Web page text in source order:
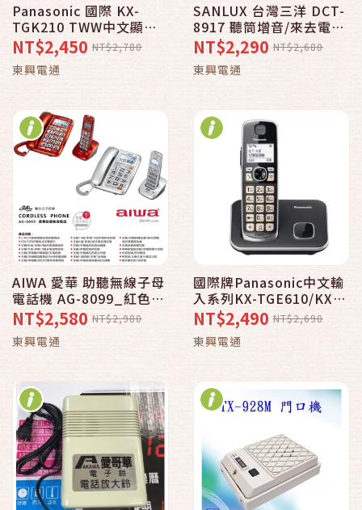
Panasonic 國際 KX-
TGK210 TWW中文顯示
電話簿可中輸數位DECT
無線電話機公司貨_白色
款
NT$2,450 NT$2,780
東興電通
SANLUX 台灣三洋 DCT-
8917 聽筒增音/來去電報
號數位無線親子機_銀色
款/紅色款可選
NT$2,290 NT$2,680
東興電通
AIWA 愛華 助聽無線子母
電話機 AG-8099_紅色
款/銀色款可選
NT$2,580 NT$2,980
東興電通
國際牌Panasonic中文輸
入系列KX-TGE610/KX-
TGE610TWB DECT數位
無線電話_黑色
NT$2,490 NT$2,690
東興電通